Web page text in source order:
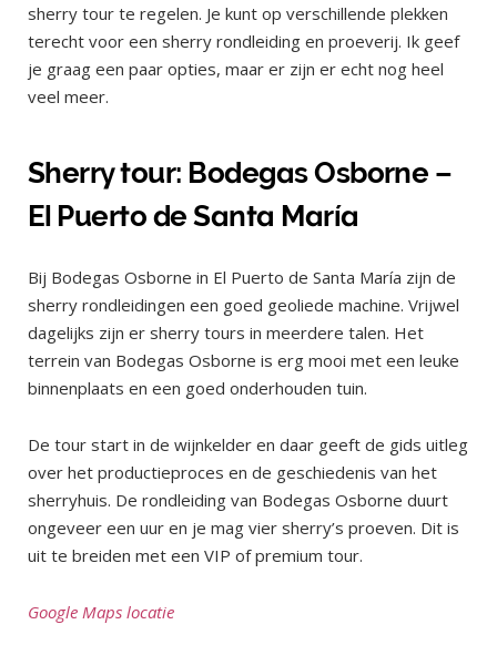
sherry tour te regelen. Je kunt op verschillende plekken
terecht voor een sherry rondleiding en proeverij. Ik geef
je graag een paar opties, maar er zijn er echt nog heel
veel meer.
Sherry tour: Bodegas Osborne –
El Puerto de Santa María
Bij Bodegas Osborne in El Puerto de Santa María zijn de
sherry rondleidingen een goed geoliede machine. Vrijwel
dagelijks zijn er sherry tours in meerdere talen. Het
terrein van Bodegas Osborne is erg mooi met een leuke
binnenplaats en een goed onderhouden tuin.
De tour start in de wijnkelder en daar geeft de gids uitleg
over het productieproces en de geschiedenis van het
sherryhuis. De rondleiding van Bodegas Osborne duurt
ongeveer een uur en je mag vier sherry’s proeven. Dit is
uit te breiden met een VIP of premium tour.
Google Maps locatie